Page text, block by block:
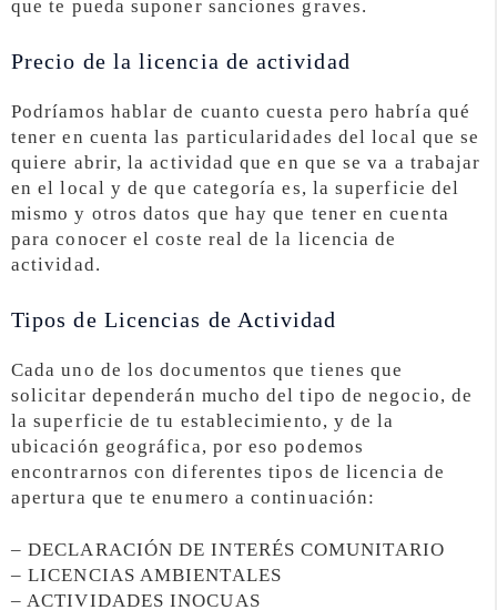
que te pueda suponer sanciones graves.
Precio de la licencia de actividad
Podríamos hablar de cuanto cuesta pero habría qué
tener en cuenta las particularidades del local que se
quiere abrir, la actividad que en que se va a trabajar
en el local y de que categoría es, la superficie del
mismo y otros datos que hay que tener en cuenta
para conocer el coste real de la licencia de
actividad.
Tipos de Licencias de Actividad
Cada uno de los documentos que tienes que
solicitar dependerán mucho del tipo de negocio, de
la superficie de tu establecimiento, y de la
ubicación geográfica, por eso podemos
encontrarnos con diferentes tipos de licencia de
apertura que te enumero a continuación:
– DECLARACIÓN DE INTERÉS COMUNITARIO
– LICENCIAS AMBIENTALES
– ACTIVIDADES INOCUAS